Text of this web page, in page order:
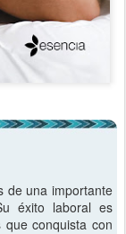
de una importante
éxito laboral es
conquista con